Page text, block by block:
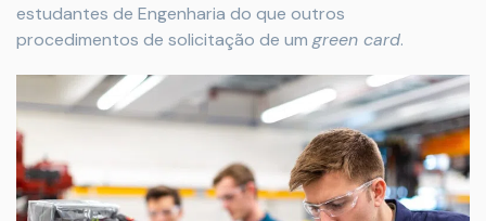
estudantes de Engenharia do que outros
procedimentos de solicitação de um green card.